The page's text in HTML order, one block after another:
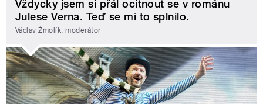
Vždycky jsem si přál ocitnout se v románu
Julese Verna. Teď se mi to splnilo.
Václav Žmolík, moderátor